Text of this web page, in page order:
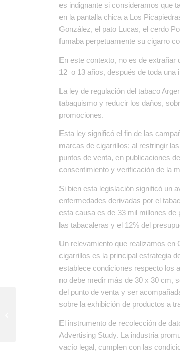
es indignante si consideramos que
en la pantalla chica a Los
González, el pato Lucas, el cerdo
fumaba perpetuamente su cigarro
En este contexto, no es de extrañar
12 o 13 años, después de toda una
La ley de regulación del tabaco
tabaquismo y reducir los daños,
promociones.
Esta ley significó el fin de las
marcas de cigarrillos; al restringir
puntos de venta, en publicaciones
consentimiento y verificación de la
Si bien esta legislación significó un
enfermedades derivadas por el
esta causa es de 33 mil millones
las tabacaleras y el 12% del
Un relevamiento que realizamos en
cigarrillos es la principal estrategia
establece condiciones respecto los
no debe medir más de 30 x 30 cm,
del punto de venta y ser
sobre la exhibición de productos a
El instrumento de recolección de
Advertising Study. La industria
vacío legal, cumplen con las
Se burla la ley que
impide la promoción